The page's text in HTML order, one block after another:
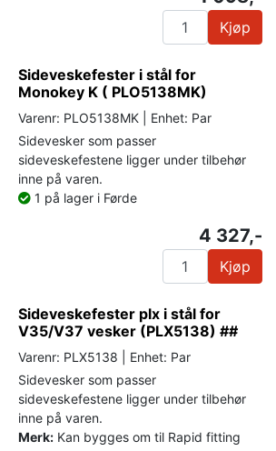
Kjøp
Sideveskefester i stål for
Monokey K ( PLO5138MK)
Varenr: PLO5138MK | Enhet: Par
Sidevesker som passer
sideveskefestene ligger under tilbehør
inne på varen.
1 på lager i Førde
4 327,-
Kjøp
Sideveskefester plx i stål for
V35/V37 vesker (PLX5138) ##
Varenr: PLX5138 | Enhet: Par
Sidevesker som passer
sideveskefestene ligger under tilbehør
inne på varen.
Merk: Kan bygges om til Rapid fitting